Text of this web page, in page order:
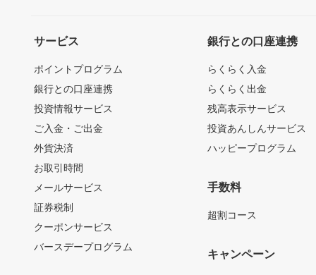
サービス
ポイントプログラム
銀行との口座連携
投資情報サービス
ご入金・ご出金
外貨決済
お取引時間
メールサービス
証券税制
クーポンサービス
バースデープログラム
銀行との口座連携
らくらく入金
らくらく出金
残高表示サービス
投資あんしんサービス
ハッピープログラム
手数料
超割コース
キャンペーン